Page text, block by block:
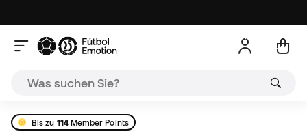
Bis zu 114Member Points